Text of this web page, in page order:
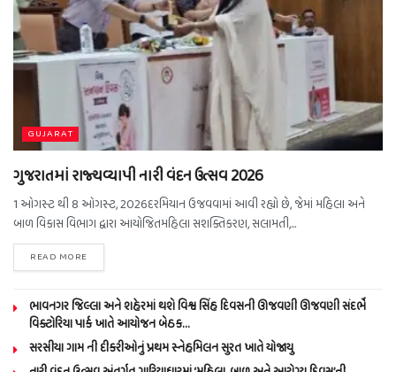
GUJARAT
ગુજરાતમાં રાજ્યવ્યાપી નારી વંદન ઉત્સવ 2026
1 ઓગસ્ટ થી 8 ઓગસ્ટ, 2026દરમિયાન ઉજવવામાં આવી રહ્યો છે, જેમાં મહિલા અને
બાળ વિકાસ વિભાગ દ્વારા આયોજિતમહિલા સશક્તિકરણ, સલામતી,...
READ MORE
ભાવનગર જિલ્લા અને શહેરમાં થશે વિશ્વ સિંહ દિવસની ઊજવણી ઊજવણી સંદર્ભે
વિક્ટોરિયા પાર્ક ખાતે આયોજન બેઠક…
સરસીયા ગામ ની દીકરીઓનું પ્રથમ સ્નેહમિલન સુરત ખાતે યોજાયુ